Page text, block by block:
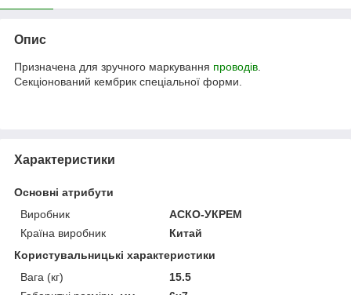
Опис
Призначена для зручного маркування проводів
Секціонований кембрик спеціальної форми.
Характеристики
Основні атрибути
Виробник
АСКО-УКРЕМ
Країна виробник
Китай
Користувальницькі характеристики
Вага (кг)
15.5